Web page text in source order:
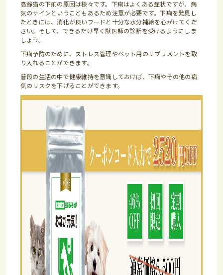
高齢猫の下痢の原因は様々です。下痢はよくある症状ですが、病
気のサインということもあるため注意が必要です。下痢を発見し
たときには、消化が良いフードと十分な水分補給を心がけてくだ
さい。そして、できるだけ早く獣医師の診断を受けるようにしま
しょう。
下痢予防のために、ストレス管理やペット用のサプリメントを取
り入れることができます。
普段の生活の中で健康維持を意識しておけば、下痢やその他の病
気のリスクを下げることができます。